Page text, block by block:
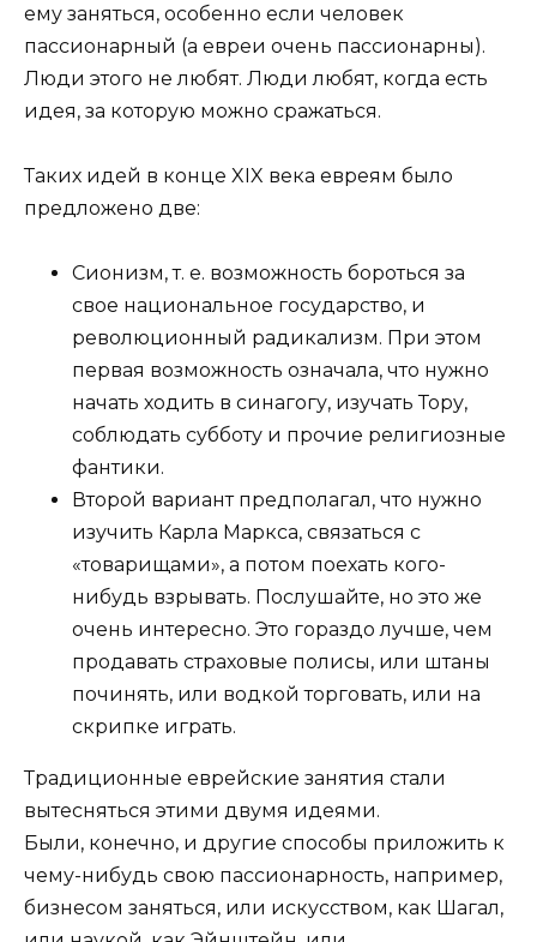
ему заняться, особенно если человек
пассионарный (а евреи очень пассионарны).
Люди этого не любят. Люди любят, когда есть
идея, за которую можно сражаться.
Таких идей в конце XIX века евреям было
предложено две:
Сионизм, т. е. возможность бороться за
свое национальное государство, и
революционный радикализм. При этом
первая возможность означала, что нужно
начать ходить в синагогу, изучать Тору,
соблюдать субботу и прочие религиозные
фантики.
Второй вариант предполагал, что нужно
изучить Карла Маркса, связаться с
«товарищами», а потом поехать кого-
нибудь взрывать. Послушайте, но это же
очень интересно. Это гораздо лучше, чем
продавать страховые полисы, или штаны
починять, или водкой торговать, или на
скрипке играть.
Традиционные еврейские занятия стали
вытесняться этими двумя идеями.
Были, конечно, и другие способы приложить к
чему-нибудь свою пассионарность, например,
бизнесом заняться, или искусством, как Шагал,